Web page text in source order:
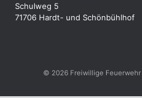
Schulweg 5
71706 Hardt- und Schönbühlhof
© 2026 Freiwillige